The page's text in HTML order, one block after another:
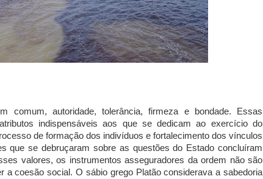
comum, autoridade, tolerância, firmeza e bondade. Essas
indispensáveis aos que se dedicam ao exercício do
de formação dos indivíduos e fortalecimento dos vínculos
que se debruçaram sobre as questões do Estado concluíram
valores, os instrumentos asseguradores da ordem não são
a coesão social. O sábio grego Platão considerava a sabedoria